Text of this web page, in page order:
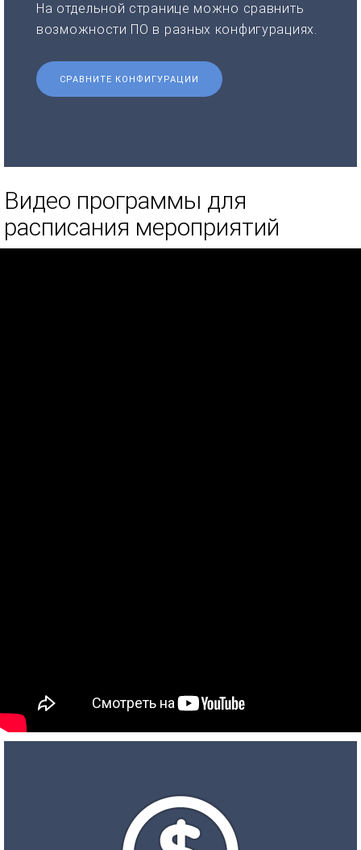
На отдельной странице можно сравнить
возможности ПО в разных конфигурациях.
СРАВНИТЕ КОНФИГУРАЦИИ
Видео программы для
расписания мероприятий